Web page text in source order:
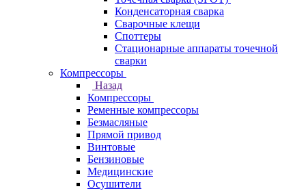
Конденсаторная сварка
Сварочные клещи
Споттеры
Стационарные аппараты точечной
сварки
Компрессоры
Назад
Компрессоры
Ременные компрессоры
Безмасляные
Прямой привод
Винтовые
Бензиновые
Медицинские
Осушители